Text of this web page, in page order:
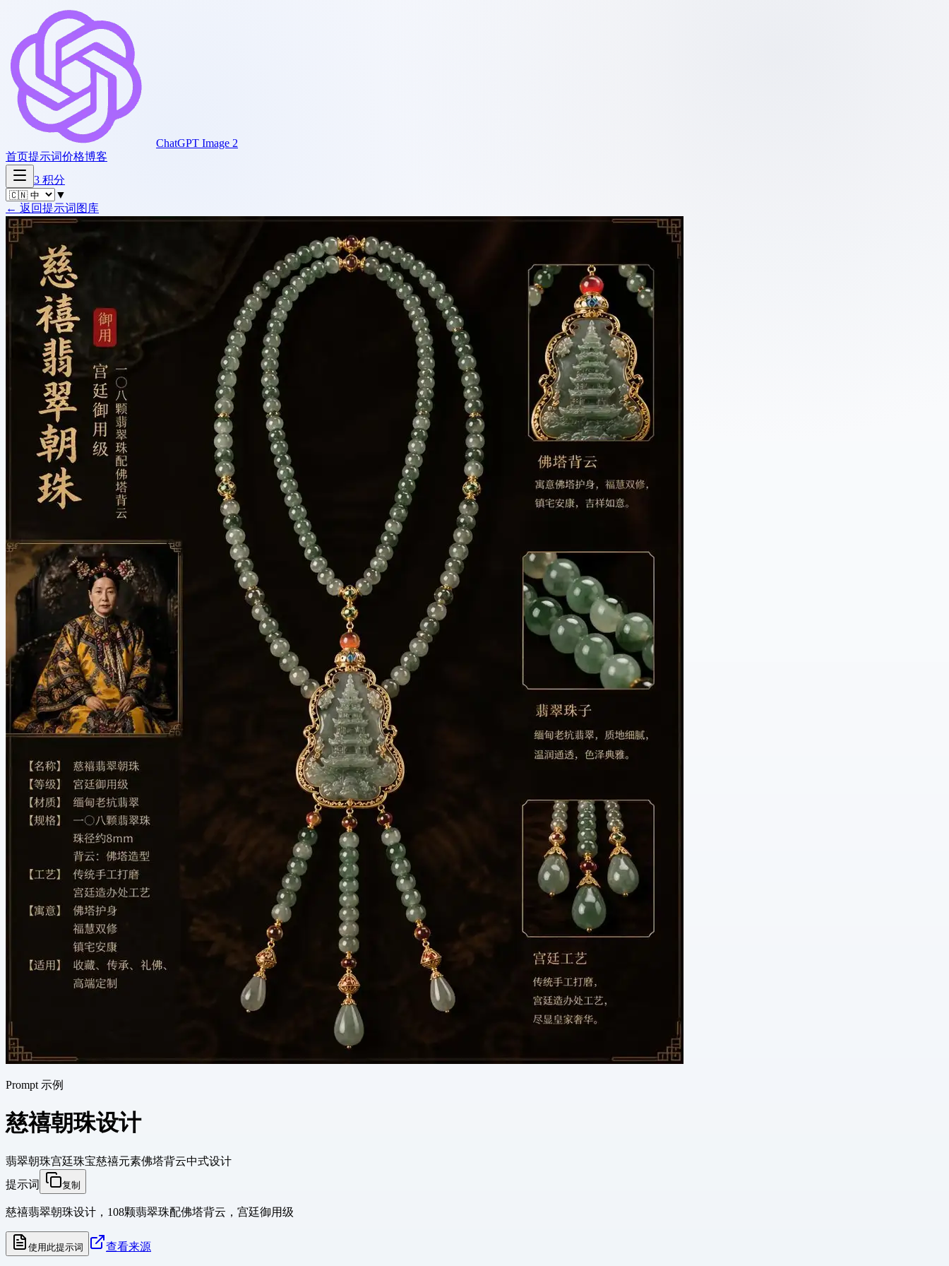
ChatGPT Image 2
首页提示词价格博客
3 积分
▼
← 返回提示词图库
Prompt 示例
慈禧朝珠设计
翡翠朝珠宫廷珠宝慈禧元素佛塔背云中式设计
提示词
复制
慈禧翡翠朝珠设计，108颗翡翠珠配佛塔背云，宫廷御用级
使用此提示词 查看来源